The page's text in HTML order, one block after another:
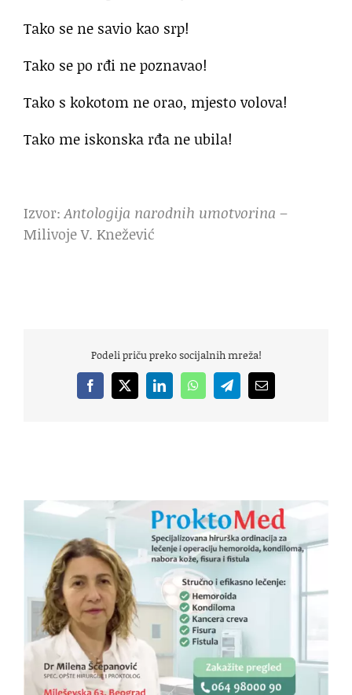
Tako se ne savio kao srp!
Tako se po rđi ne poznavao!
Tako s kokotom ne orao, mjesto volova!
Tako me iskonska rđa ne ubila!
Izvor:Antologija narodnih umotvorina –
Milivoje V. Knežević
Podeli priču preko socijalnih mreža!
Facebook
X LinkedInWhatsAppTelegramEmail